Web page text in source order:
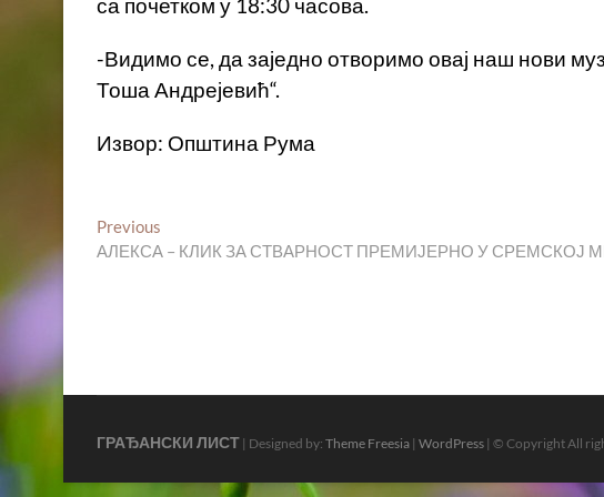
са почетком у 18:30 часова.
-Видимо се, да заједно отворимо овај наш нови
Тоша Андрејевић“.
Извор: Општина Рума
Кретање
чланка
Previous
post:
АЛЕКСА – КЛИК ЗА СТВАРНОСТ ПРЕМИЈЕРНО У СРЕМСКОЈ
ГРАЂАНСКИ ЛИСТ | Designed by: Theme Freesia | WordPress | © Copyright All